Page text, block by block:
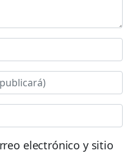
electrónico y sitio